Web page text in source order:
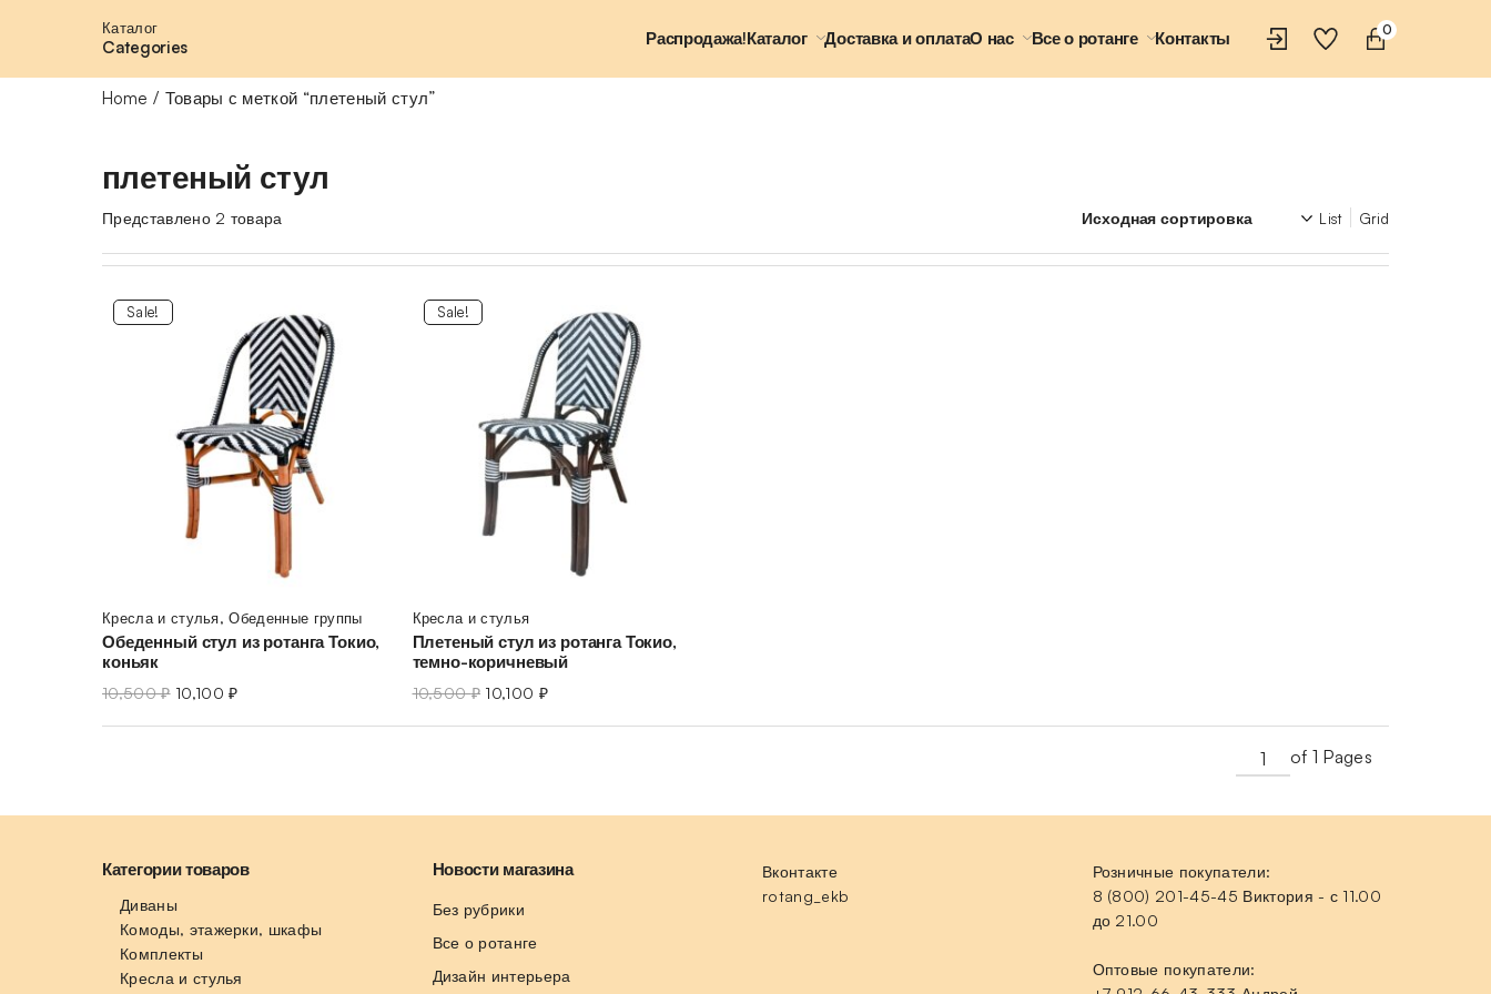
Каталог
Categories Распродажа!Каталог Доставка и оплатаО нас Все о ротанге Контакты 0
Home Товары с меткой “плетеный стул”
плетеный стул
Представлено 2 товара List Grid
Sale!
Кресла и стулья,Обеденные группы
Обеденный стул из ротанга Токио,
коньяк
10,500₽ 10,100₽
Sale!
Кресла и стулья
Плетеный стул из ротанга Токио,
темно-коричневый
10,500₽ 10,100 ₽
of 1 Pages
Категории товаров
Диваны
Комоды, этажерки, шкафы
Комплекты
Кресла и стулья
Новости магазина
Без рубрики
Все о ротанге
Дизайн интерьера
Вконтакте
rotang_ekb
Розничные покупатели:
8 (800) 201-45-45 Виктория - с 11.00
до 21.00
Оптовые покупатели: